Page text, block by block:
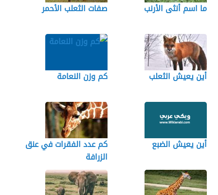
ما اسم أنثى الأرنب صفات الثعلب الأحمر
أين يعيش الثعلب كم وزن النعامة
أين يعيش الضبع
كم عدد الفقرات في عنق
الزرافة